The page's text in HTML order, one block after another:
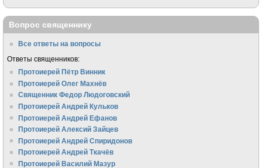
Вопрос священнику
Все ответы на вопросы
Ответы священников:
Протоиерей Пётр Винник
Протоиерей Олег Махнёв
Священник Федор Людоговский
Протоиерей Андрей Кульков
Протоиерей Андрей Ефанов
Протоиерей Алексий Зайцев
Протоиерей Андрей Спиридонов
Протоиерей Андрей Ткачёв
Протоиерей Василий Мазур